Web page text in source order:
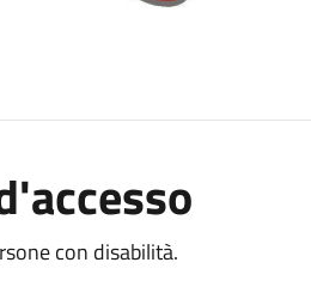
con disabilità.